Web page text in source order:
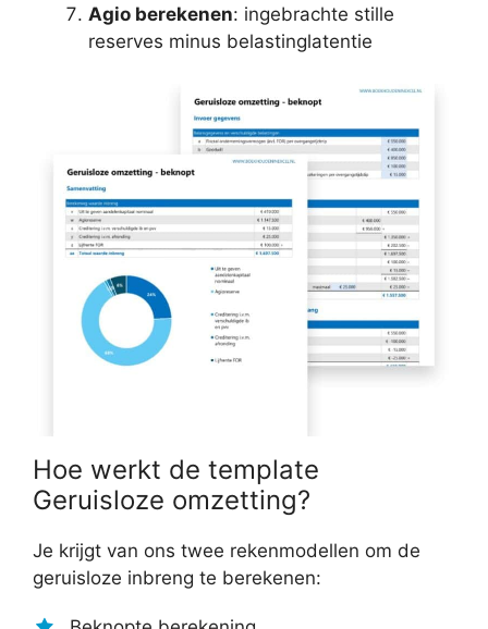
Agio berekenen: ingebrachte stille
reserves minus belastinglatentie
Hoe werkt de template
Geruisloze omzetting?
Je krijgt van ons twee rekenmodellen om de
geruisloze inbreng te berekenen: